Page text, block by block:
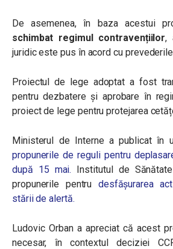
De asemenea, în baza acestui
schimbat regimul contravențiilor,
juridic este pus în acord cu
Proiectul de lege adoptat a fost
pentru dezbatere și aprobare în
proiect de lege pentru protejarea
Ministerul de Interne a publicat în
propunerile de reguli pentru
după 15 mai. Institutul de
propunerile pentru desfășurarea
stării de alertă.
Ludovic Orban a apreciat că acest
necesar, în contextul deciziei